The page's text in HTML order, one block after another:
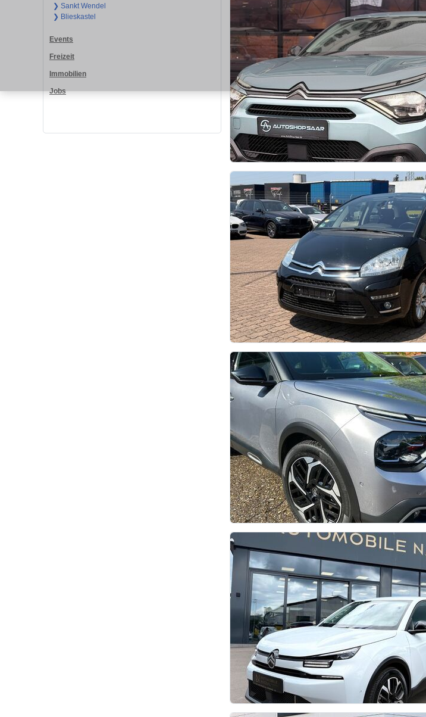
❯ Sankt Wendel
❯ Blieskastel
Events
Freizeit
Immobilien
Jobs